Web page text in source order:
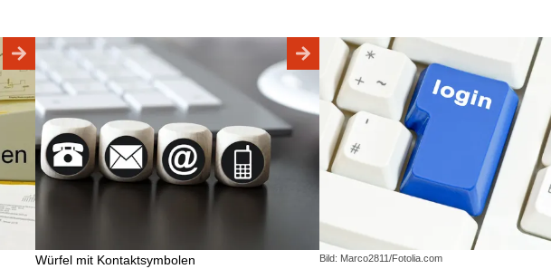
Würfel mit Kontaktsymbolen Bild: Marco2811/Fotolia.com